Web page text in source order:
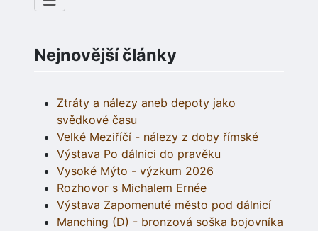
Nejnovější články
Ztráty a nálezy aneb depoty jako
svědkové času
Velké Meziříčí - nálezy z doby římské
Výstava Po dálnici do pravěku
Vysoké Mýto - výzkum 2026
Rozhovor s Michalem Ernée
Výstava Zapomenuté město pod dálnicí
Manching (D) - bronzová soška bojovníka